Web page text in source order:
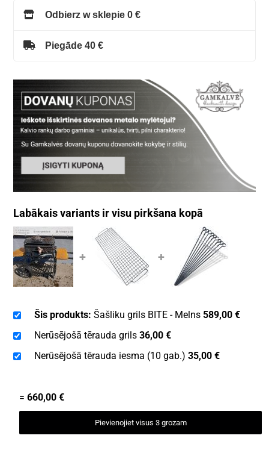
Odbierz w sklepie 0 €
Piegāde 40 €
Labākais variants ir visu pirkšana kopā
+ +
Šis produkts: Šašliku grils BITE - Melns589,00€
Nerūsējošā tērauda grils 36,00€
Nerūsējošā tērauda iesma (10 gab.) 35,00€
=660,00€
Pievienojiet visus 3 grozam